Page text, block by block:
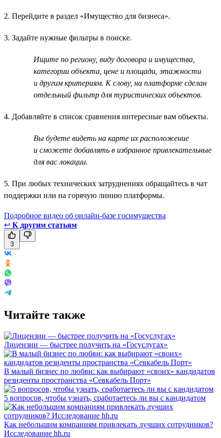
2. Перейдите в раздел «Имущество для бизнеса».
3. Задайте нужные фильтры в поиске.
Ищите по региону, виду договора и имущества,
категории объекта, цене и площади, этажности
и другим критериям. К слову, на платформе сделан
отдельный фильтр для туристических объектов.
4. Добавляйте в список сравнения интересные вам объекты.
Вы будете видеть на карте их расположение
и сможете добавлять в избранное привлекательные
для вас локации.
5. При любых технических затруднениях обращайтесь в чат
поддержки или на горячую линию платформы.
Подробное видео об онлайн-базе госимущества
↩ К другим статьям
3
Читайте также
Лицензии — быстрее получить на «Госуслугах»
В малый бизнес по любви: как выбирают «своих» кандидатов
резиденты пространства «Севкабель Порт»
5 вопросов, чтобы узнать, сработаетесь ли вы с кандидатом
Как небольшим компаниям привлекать лучших сотрудников?
Исследование hh.ru